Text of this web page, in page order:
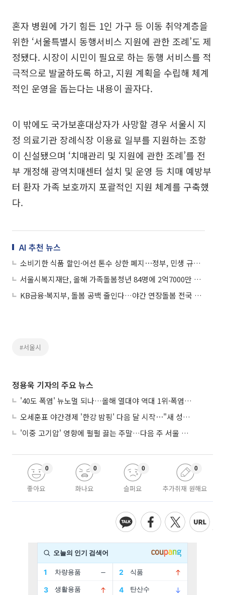
혼자 병원에 가기 힘든 1인 가구 등 이동 취약계층을
위한 ‘서울특별시 동행서비스 지원에 관한 조례’도 제
정됐다. 시장이 시민이 필요로 하는 동행 서비스를 적
극적으로 발굴하도록 하고, 지원 계획을 수립해 체계
적인 운영을 돕는다는 내용이 골자다.
이 밖에도 국가보훈대상자가 사망할 경우 서울시 지
정 의료기관 장례식장 이용료 일부를 지원하는 조항
이 신설됐으며 ‘치매관리 및 지원에 관한 조례’를 전
부 개정해 광역치매센터 설치 및 운영 등 치매 예방부
터 환자 가족 보호까지 포괄적인 지원 체계를 구축했
다.
AI 추천 뉴스
소비기한 식품 할인·어선 톤수 상한 폐지⋯정부, 민생 규제 21건 손본다
서울시복지재단, 올해 가족돌봄청년 84명에 2억7000만 원 지원
KB금융·복지부, 돌봄 공백 줄인다…야간 연장돌봄 전국 확대
#서울시
정용욱 기자의 주요 뉴스
'40도 폭염' 뉴노멀 되나…올해 열대야 역대 1위·폭염일수 평년 3배 넘어
오세훈표 야간경제 '한강 밤핑' 다음 달 시작⋯"새 성장동력 만들 것"
'이중 고기압' 영향에 펄펄 끓는 주말…다음 주 서울 포함 서쪽이 더 덥다
좋아요
0
화나요
0
슬퍼요
0
추가취재 원해요
0